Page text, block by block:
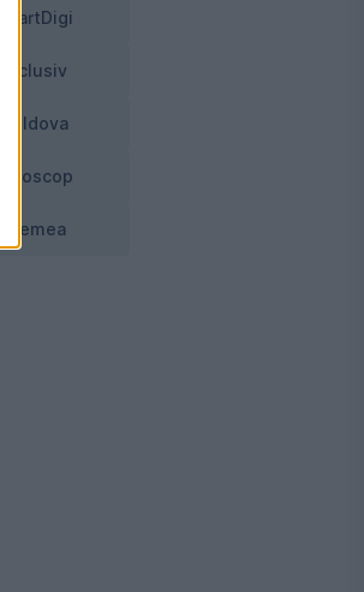
SmartDigi
Exclusiv
Moldova
Horoscop
Vremea